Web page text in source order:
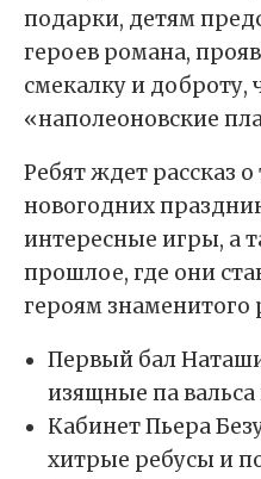
подарки, детям
героев романа,
смекалку и доброту,
«наполеоновские
Ребят ждет рассказ
новогодних
интересные игры, а
прошлое, где они
героям знаменитого
Первый бал
изящные па
Кабинет Пьера
хитрые ребусы и